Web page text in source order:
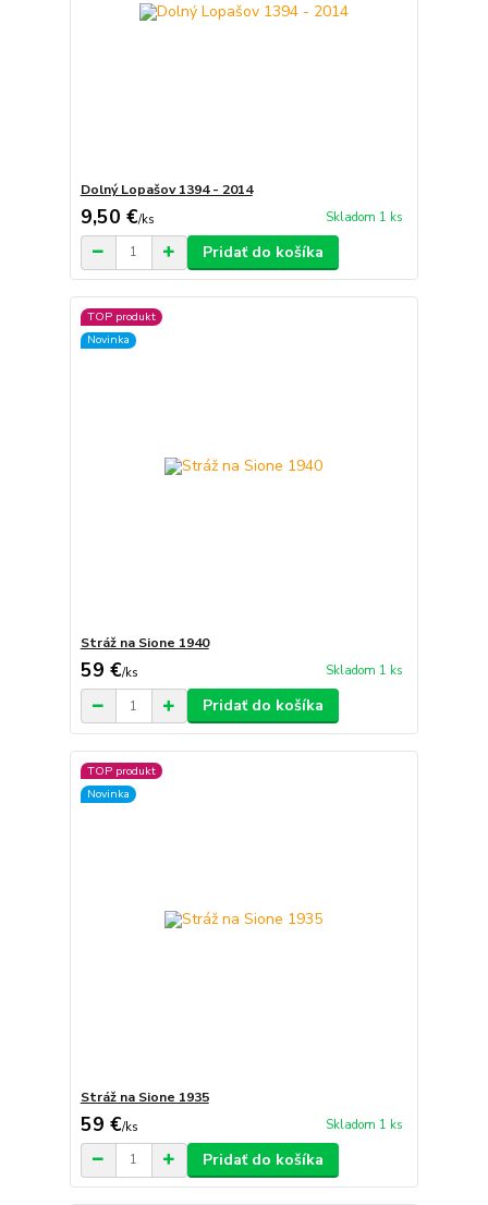
Dolný Lopašov 1394 - 2014
9,50 €/ks Skladom 1 ks
Pridať do košíka
TOP produkt
Novinka
Stráž na Sione 1940
59 €/ks Skladom 1 ks
Pridať do košíka
TOP produkt
Novinka
Stráž na Sione 1935
59 €/ks Skladom 1 ks
Pridať do košíka